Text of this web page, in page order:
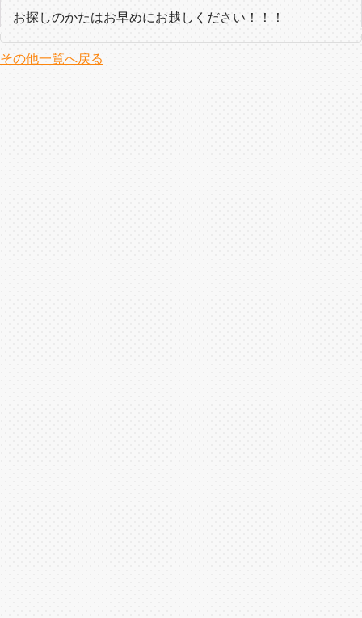
お探しのかたはお早めにお越しください！！！
その他一覧へ戻る